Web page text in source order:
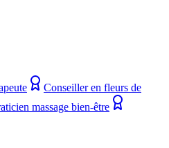
Conseiller en fleurs de
massage bien-être